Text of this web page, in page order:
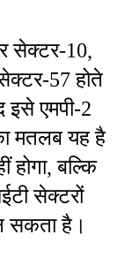
सेक्टर-10,
57 होते
एमपी-2
मतलब यह है
होगा, बल्कि
सेक्टरों
सकता है।